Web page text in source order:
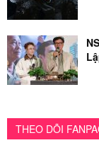
THEO DÕI